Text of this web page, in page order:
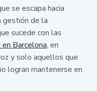
se escapa hacia
gestión de la
sucede con las
Barcelona, en
y solo aquellos que
logran mantenerse en